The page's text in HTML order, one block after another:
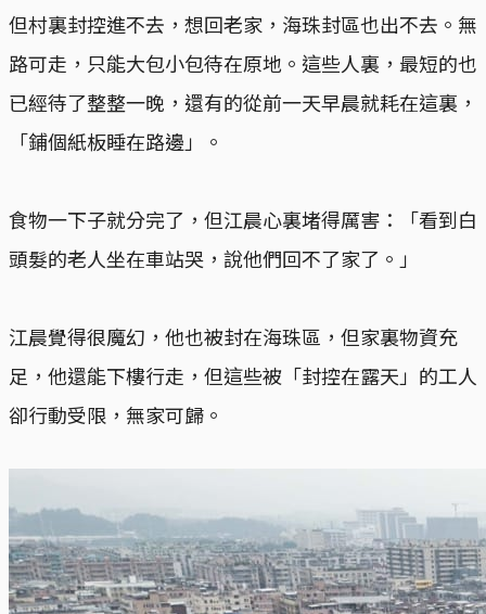
但村裏封控進不去，想回老家，海珠封區也出不去。無
路可走，只能大包小包待在原地。這些人裏，最短的也
已經待了整整一晚，還有的從前一天早晨就耗在這裏，
「鋪個紙板睡在路邊」。
食物一下子就分完了，但江晨心裏堵得厲害：「看到白
頭髮的老人坐在車站哭，說他們回不了家了。」
江晨覺得很魔幻，他也被封在海珠區，但家裏物資充
足，他還能下樓行走，但這些被「封控在露天」的工人
卻行動受限，無家可歸。